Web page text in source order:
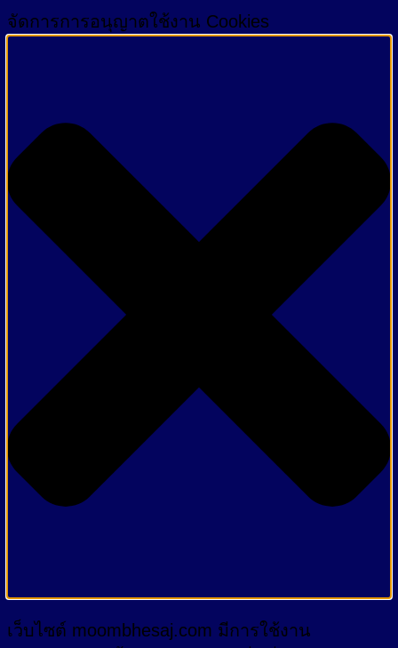
จัดการการอนุญาตใช้งาน Cookies
เว็บไซต์ moombhesaj.com มีการใช้งาน